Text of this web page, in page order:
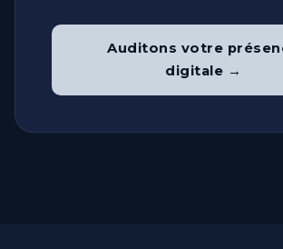
Auditons votre
digitale →